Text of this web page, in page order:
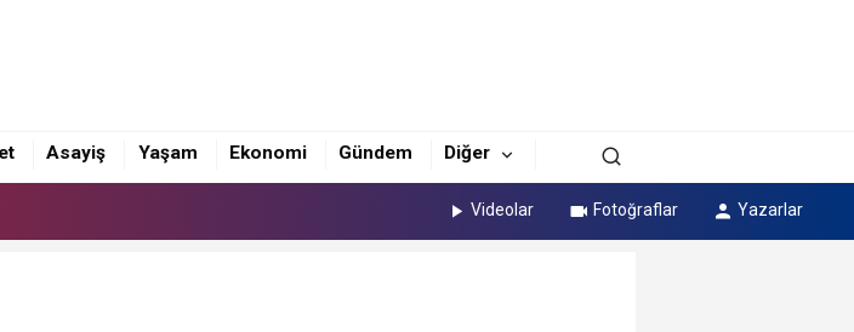
Asayiş Yaşam Ekonomi Gündem Diğer
Temsil Edecek
Temsil Edecek
Videolar Fotoğraflar Yazarlar